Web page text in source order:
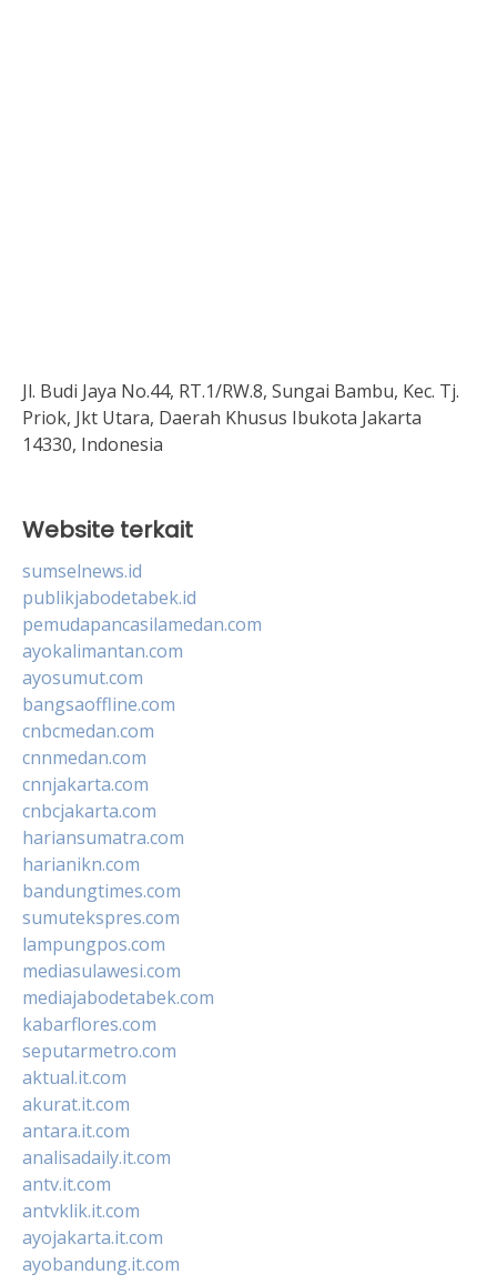
Jl. Budi Jaya No.44, RT.1/RW.8, Sungai Bambu, Kec. Tj.
Priok, Jkt Utara, Daerah Khusus Ibukota Jakarta
14330, Indonesia
Website terkait
sumselnews.id
publikjabodetabek.id
pemudapancasilamedan.com
ayokalimantan.com
ayosumut.com
bangsaoffline.com
cnbcmedan.com
cnnmedan.com
cnnjakarta.com
cnbcjakarta.com
hariansumatra.com
harianikn.com
bandungtimes.com
sumutekspres.com
lampungpos.com
mediasulawesi.com
mediajabodetabek.com
kabarflores.com
seputarmetro.com
aktual.it.com
akurat.it.com
antara.it.com
analisadaily.it.com
antv.it.com
antvklik.it.com
ayojakarta.it.com
ayobandung.it.com